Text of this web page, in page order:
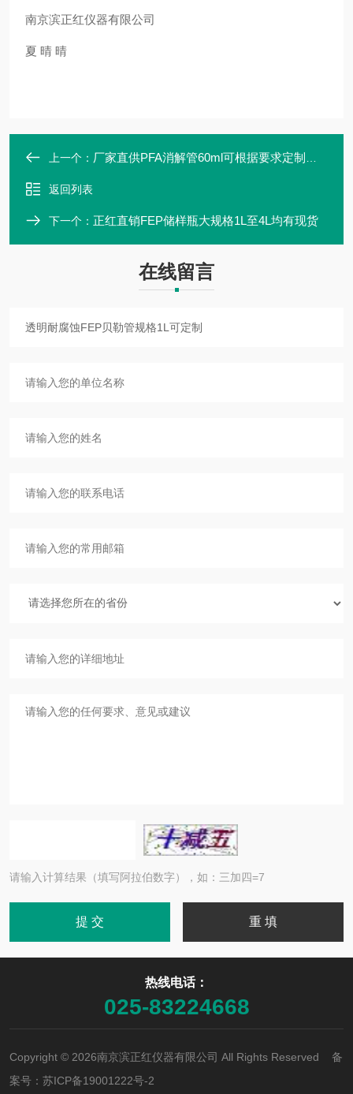
南京滨正红仪器有限公司
夏 晴 晴
上一个： 厂家直供PFA消解管60ml可根据要求定制编号
返回列表
下一个： 正红直销FEP储样瓶大规格1L至4L均有现货
在线留言
请输入计算结果（填写阿拉伯数字），如：三加四=7
热线电话：
025-83224668
Copyright © 2026南京滨正红仪器有限公司 All Rights Reserved 备
案号： 苏ICP备19001222号-2